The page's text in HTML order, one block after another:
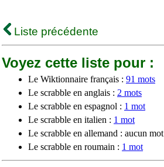
Liste précédente
Voyez cette liste pour :
Le Wiktionnaire français : 91 mots
Le scrabble en anglais : 2 mots
Le scrabble en espagnol : 1 mot
Le scrabble en italien : 1 mot
Le scrabble en allemand : aucun mot
Le scrabble en roumain : 1 mot